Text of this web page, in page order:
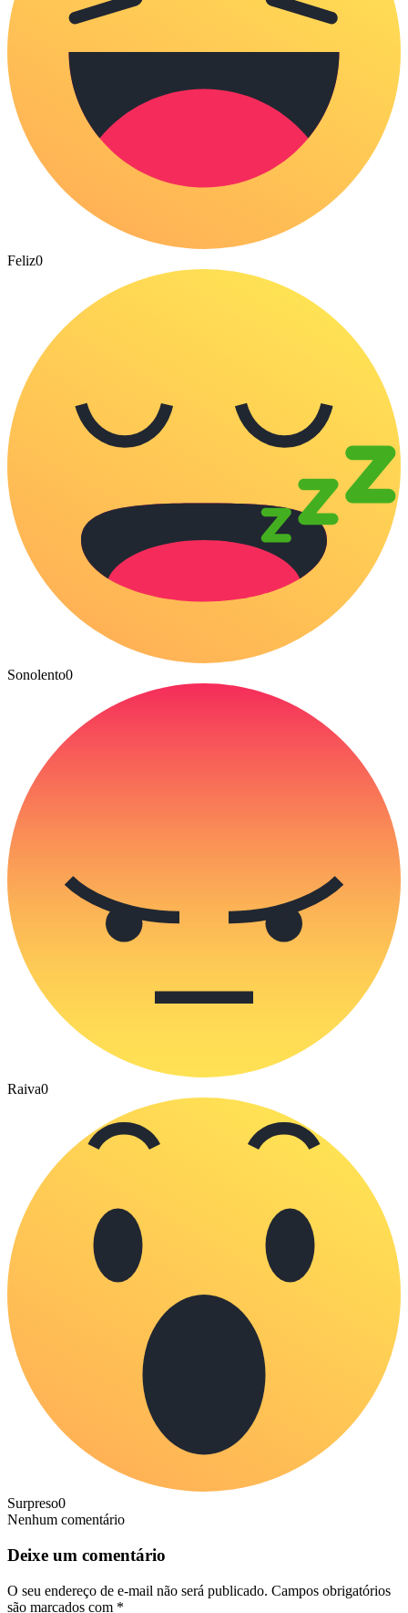
Feliz0
Sonolento0
Raiva0
Surpreso0
Nenhum comentário
Deixe um comentário
O seu endereço de e-mail não será publicado. Campos obrigatórios
são marcados com *